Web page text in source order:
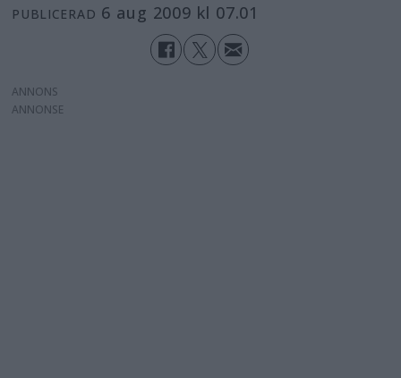
PUBLICERAD 6 aug 2009 kl 07.01
ANNONS